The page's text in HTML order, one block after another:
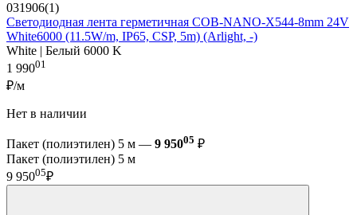
031906(1)
Светодиодная лента герметичная COB-NANO-X544-8mm 24V
White6000 (11.5W/m, IP65, CSP, 5m) (Arlight, -)
White | Белый 6000 K
1 99001
₽/м
Нет в наличии
Пакет (полиэтилен) 5 м — 9 95005 ₽
Пакет (полиэтилен) 5 м
9 95005₽